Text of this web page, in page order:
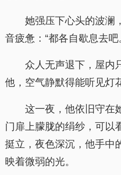
她强压下心头的波澜
音疲惫：“都各自歇息去吧
众人无声退下，屋内
他，空气静默得能听见灯
这一夜，他依旧守在
门扉上朦胧的绢纱，可以
挺立，夜色深沉，他手中
映着微弱的光。